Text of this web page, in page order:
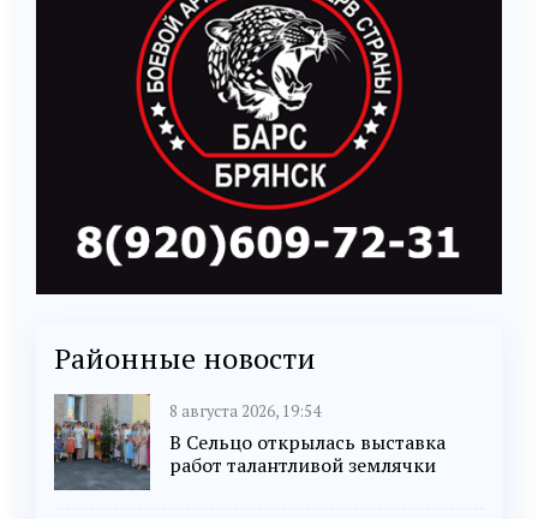
Районные новости
8 августа 2026, 19:54
В Сельцо открылась выставка
работ талантливой землячки